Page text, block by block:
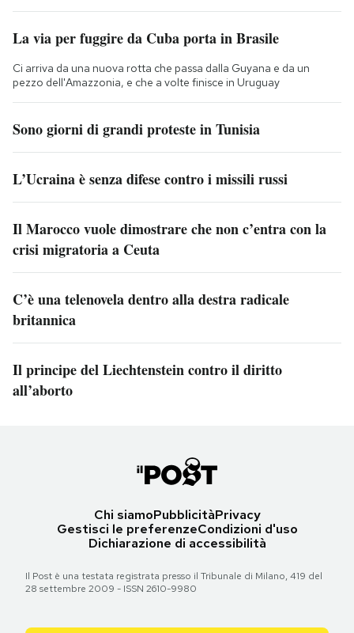
La via per fuggire da Cuba porta in Brasile
Ci arriva da una nuova rotta che passa dalla Guyana e da un
pezzo dell'Amazzonia, e che a volte finisce in Uruguay
Sono giorni di grandi proteste in Tunisia
L’Ucraina è senza difese contro i missili russi
Il Marocco vuole dimostrare che non c’entra con la
crisi migratoria a Ceuta
C’è una telenovela dentro alla destra radicale
britannica
Il principe del Liechtenstein contro il diritto
all’aborto
Chi siamoPubblicitàPrivacy
Gestisci le preferenzeCondizioni d'uso
Dichiarazione di accessibilità
Il Post è una testata registrata presso il Tribunale di Milano, 419 del
28 settembre 2009 - ISSN 2610-9980